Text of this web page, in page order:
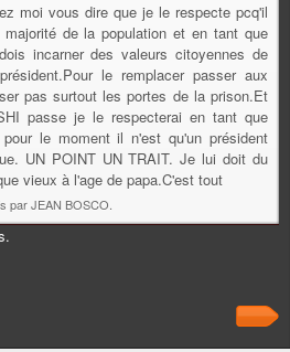
moi vous dire que je le respecte pcq'il
de la population et en tant que
incarner des valeurs citoyennes de
le remplacer passer aux
pas surtout les portes de la prison.Et
passe je le respecterai en tant que
le moment il n'est qu'un président
UN POINT UN TRAIT. Je lui doit du
vieux à l'age de papa.C'est tout
par JEAN BOSCO.